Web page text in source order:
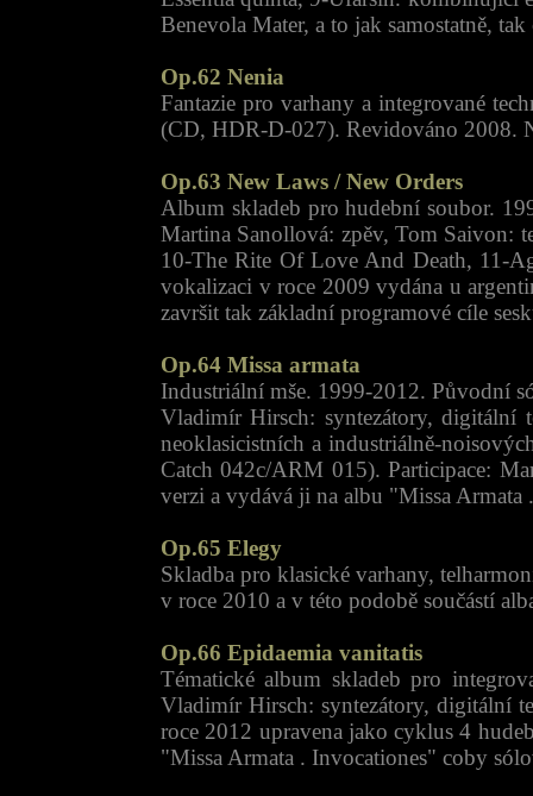
Benevola Mater, a to jak samostatně,
Op.62 Nenia
Fantazie pro varhany a integrované
(CD, HDR-D-027). Revidováno 2008.
Op.63 New Laws / New Orders
Album skladeb pro hudební soubor.
Martina Sanollová: zpěv, Tom Saivon:
10-The Rite Of Love And Death, 11-
vokalizaci v roce 2009 vydána u
završit tak základní programové cíle
Op.64 Missa armata
Industriální mše. 1999-2012. Původní
Vladimír Hirsch: syntezátory, digitální
neoklasicistních a industriálně-
Catch 042c/ARM 015). Participace:
verzi a vydává ji na albu "Missa
Op.65 Elegy
Skladba pro klasické varhany,
v roce 2010 a v této podobě součástí
Op.66 Epidaemia vanitatis
Tématické album skladeb pro
Vladimír Hirsch: syntezátory, digitální
roce 2012 upravena jako cyklus 4
"Missa Armata . Invocationes" coby